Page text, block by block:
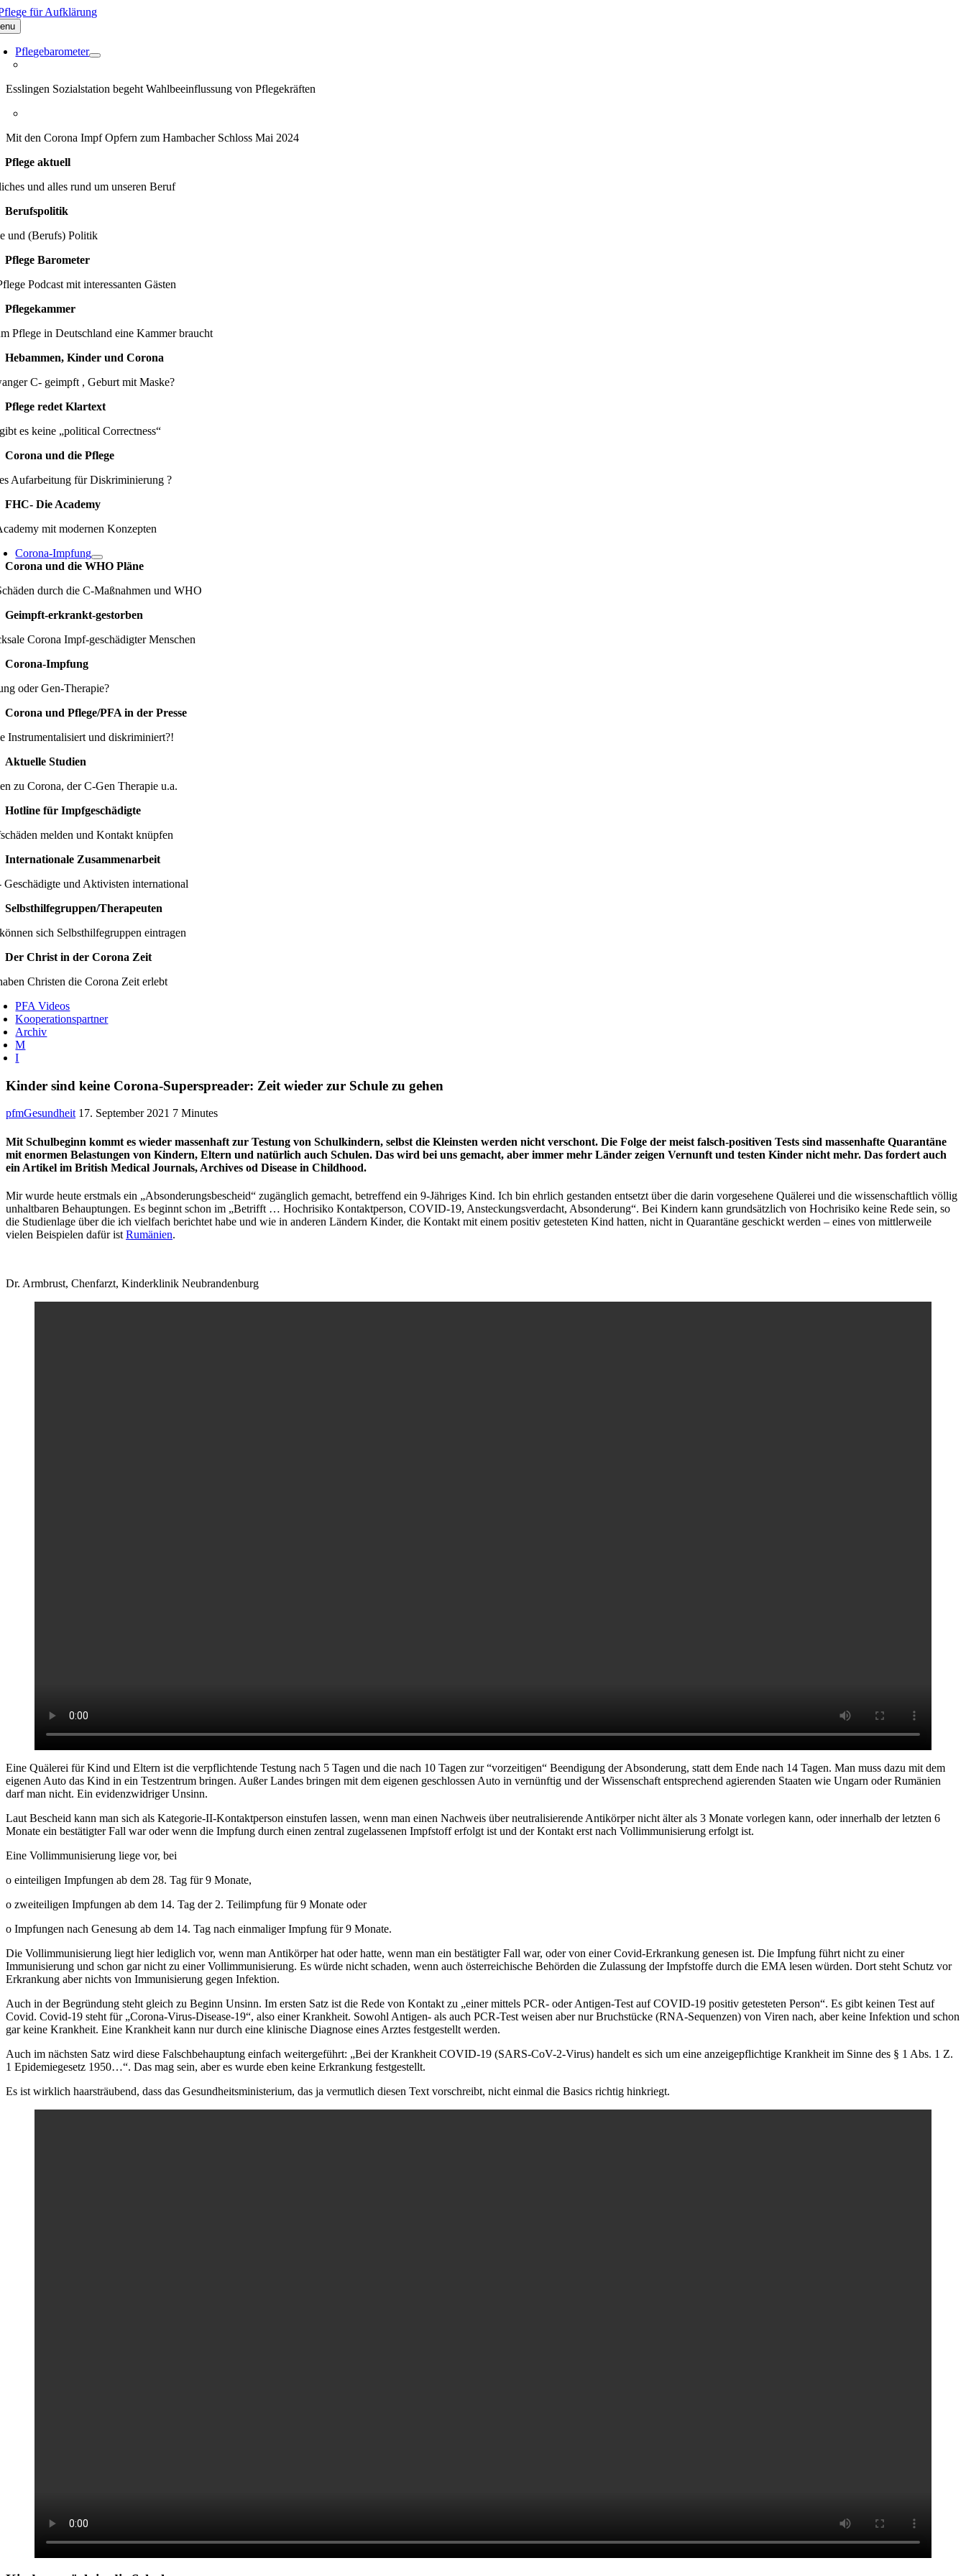
Zum
Inhalt
springen
Pflegebarometer
Esslingen Sozialstation begeht Wahlbeeinflussung von Pflegekräften
Mit den Corona Impf Opfern zum Hambacher Schloss Mai 2024
Pflege aktuell
und alles rund um unseren Beruf
Berufspolitik
und (Berufs) Politik
Pflege Barometer
Podcast mit interessanten Gästen
Pflegekammer
Pflege in Deutschland eine Kammer braucht
Hebammen, Kinder und Corona
C- geimpft , Geburt mit Maske?
Pflege redet Klartext
es keine „political Correctness“
Corona und die Pflege
Aufarbeitung für Diskriminierung ?
FHC- Die Academy
mit modernen Konzepten
Corona-Impfung
Corona und die WHO Pläne
durch die C-Maßnahmen und WHO
Geimpft-erkrankt-gestorben
Corona Impf-geschädigter Menschen
Corona-Impfung
oder Gen-Therapie?
Corona und Pflege/PFA in der Presse
Instrumentalisiert und diskriminiert?!
Aktuelle Studien
zu Corona, der C-Gen Therapie u.a.
Hotline für Impfgeschädigte
melden und Kontakt knüpfen
Internationale Zusammenarbeit
Geschädigte und Aktivisten international
Selbsthilfegruppen/Therapeuten
sich Selbsthilfegruppen eintragen
Der Christ in der Corona Zeit
Christen die Corona Zeit erlebt
PFA Videos
Kooperationspartner
Archiv
M
I
Kinder sind keine Corona-Superspreader: Zeit wieder zur Schule zu gehen
pfmGesundheit17. September 2021 7 Minutes
Mit Schulbeginn kommt es wieder massenhaft zur Testung von Schulkindern, selbst die Kleinsten werden nicht verschont. Die Folge der meist falsch-positiven Tests sind massenhafte Quarantäne
mit enormen Belastungen von Kindern, Eltern und natürlich auch Schulen. Das wird bei uns gemacht, aber immer mehr Länder zeigen Vernunft und testen Kinder nicht mehr. Das fordert auch
ein Artikel im British Medical Journals, Archives od Disease in Childhood.
Mir wurde heute erstmals ein „Absonderungsbescheid“ zugänglich gemacht, betreffend ein 9-Jähriges Kind. Ich bin ehrlich gestanden entsetzt über die darin vorgesehene Quälerei und die wissenschaftlich völlig
unhaltbaren Behauptungen. Es beginnt schon im „Betrifft … Hochrisiko Kontaktperson, COVID-19, Ansteckungsverdacht, Absonderung“. Bei Kindern kann grundsätzlich von Hochrisiko keine Rede sein, so
die Studienlage über die ich vielfach berichtet habe und wie in anderen Ländern Kinder, die Kontakt mit einem positiv getesteten Kind hatten, nicht in Quarantäne geschickt werden – eines von mittlerweile
vielen Beispielen dafür ist Rumänien.
Dr. Armbrust, Chenfarzt, Kinderklinik Neubrandenburg
Eine Quälerei für Kind und Eltern ist die verpflichtende Testung nach 5 Tagen und die nach 10 Tagen zur “vorzeitigen“ Beendigung der Absonderung, statt dem Ende nach 14 Tagen. Man muss dazu mit dem
eigenen Auto das Kind in ein Testzentrum bringen. Außer Landes bringen mit dem eigenen geschlossen Auto in vernünftig und der Wissenschaft entsprechend agierenden Staaten wie Ungarn oder Rumänien
darf man nicht. Ein evidenzwidriger Unsinn.
Laut Bescheid kann man sich als Kategorie-II-Kontaktperson einstufen lassen, wenn man einen Nachweis über neutralisierende Antikörper nicht älter als 3 Monate vorlegen kann, oder innerhalb der letzten 6
Monate ein bestätigter Fall war oder wenn die Impfung durch einen zentral zugelassenen Impfstoff erfolgt ist und der Kontakt erst nach Vollimmunisierung erfolgt ist.
Eine Vollimmunisierung liege vor, bei
o einteiligen Impfungen ab dem 28. Tag für 9 Monate,
o zweiteiligen Impfungen ab dem 14. Tag der 2. Teilimpfung für 9 Monate oder
o Impfungen nach Genesung ab dem 14. Tag nach einmaliger Impfung für 9 Monate.
Die Vollimmunisierung liegt hier lediglich vor, wenn man Antikörper hat oder hatte, wenn man ein bestätigter Fall war, oder von einer Covid-Erkrankung genesen ist. Die Impfung führt nicht zu einer
Immunisierung und schon gar nicht zu einer Vollimmunisierung. Es würde nicht schaden, wenn auch österreichische Behörden die Zulassung der Impfstoffe durch die EMA lesen würden. Dort steht Schutz vor
Erkrankung aber nichts von Immunisierung gegen Infektion.
Auch in der Begründung steht gleich zu Beginn Unsinn. Im ersten Satz ist die Rede von Kontakt zu „einer mittels PCR- oder Antigen-Test auf COVID-19 positiv getesteten Person“. Es gibt keinen Test auf
Covid. Covid-19 steht für „Corona-Virus-Disease-19“, also einer Krankheit. Sowohl Antigen- als auch PCR-Test weisen aber nur Bruchstücke (RNA-Sequenzen) von Viren nach, aber keine Infektion und schon
gar keine Krankheit. Eine Krankheit kann nur durch eine klinische Diagnose eines Arztes festgestellt werden.
Auch im nächsten Satz wird diese Falschbehauptung einfach weitergeführt: „Bei der Krankheit COVID-19 (SARS-CoV-2-Virus) handelt es sich um eine anzeigepflichtige Krankheit im Sinne des § 1 Abs. 1 Z.
1 Epidemiegesetz 1950…“. Das mag sein, aber es wurde eben keine Erkrankung festgestellt.
Es ist wirklich haarsträubend, dass das Gesundheitsministerium, das ja vermutlich diesen Text vorschreibt, nicht einmal die Basics richtig hinkriegt.